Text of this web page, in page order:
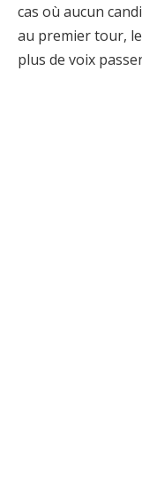
cas où aucun
au premier tour,
plus de voix